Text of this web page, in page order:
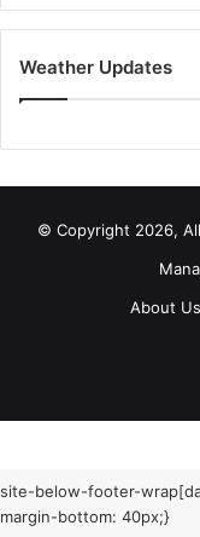
Weather Updates
© Copyright 2026,
About Us
site-below-footer-
margin-bottom: 40px;}